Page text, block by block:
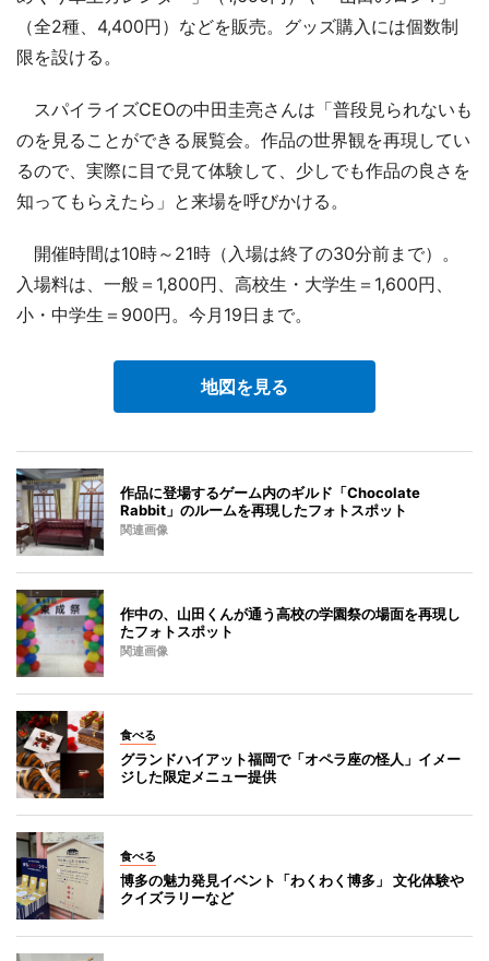
（全2種、4,400円）などを販売。グッズ購入には個数制
限を設ける。
スパイライズCEOの中田圭亮さんは「普段見られないも
のを見ることができる展覧会。作品の世界観を再現してい
るので、実際に目で見て体験して、少しでも作品の良さを
知ってもらえたら」と来場を呼びかける。
開催時間は10時～21時（入場は終了の30分前まで）。
入場料は、一般＝1,800円、高校生・大学生＝1,600円、
小・中学生＝900円。今月19日まで。
地図を見る
作品に登場するゲーム内のギルド「Chocolate
Rabbit」のルームを再現したフォトスポット
関連画像
作中の、山田くんが通う高校の学園祭の場面を再現し
たフォトスポット
関連画像
食べる
グランドハイアット福岡で「オペラ座の怪人」イメー
ジした限定メニュー提供
食べる
博多の魅力発見イベント「わくわく博多」 文化体験や
クイズラリーなど